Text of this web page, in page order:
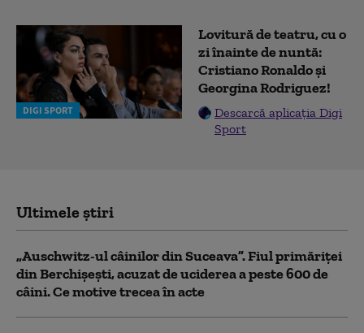
DIGI SPORT
Lovitură de teatru, cu o
zi înainte de nuntă:
Cristiano Ronaldo și
Georgina Rodriguez!
Descarcă aplicația Digi
Sport
Ultimele știri
„Auschwitz-ul câinilor din Suceava”. Fiul primăriţei
din Berchişeşti, acuzat de uciderea a peste 600 de
câini. Ce motive trecea în acte